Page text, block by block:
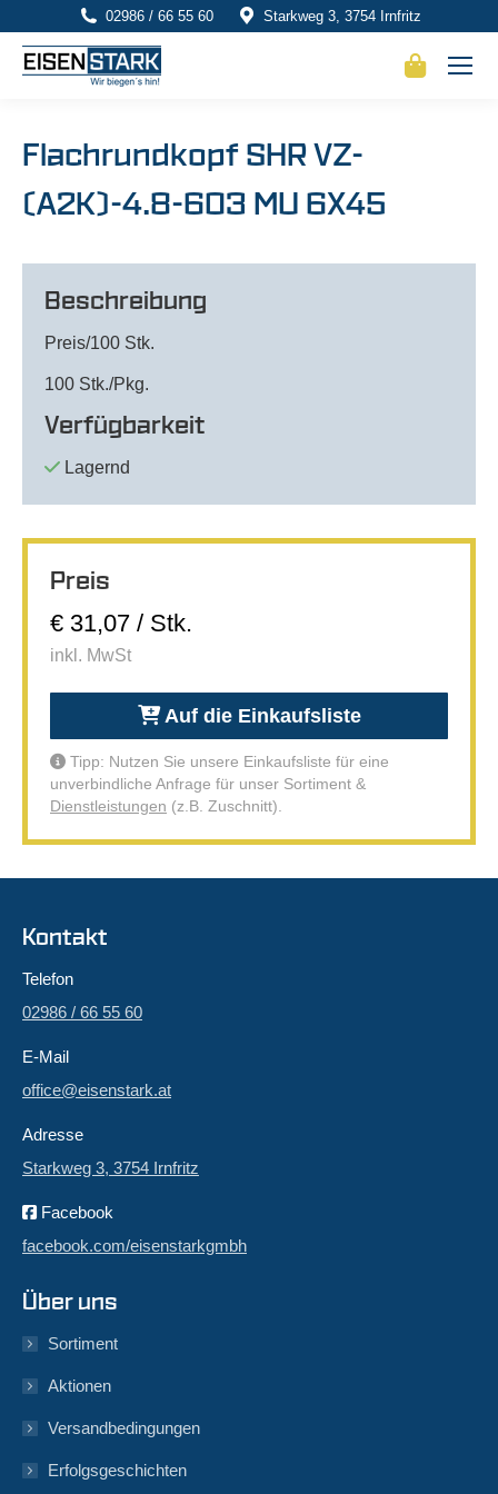
02986 / 66 55 60 Starkweg 3, 3754 Irnfritz
Flachrundkopf SHR VZ-
(A2K)-4.8-603 MU 6X45
Beschreibung
Preis/100 Stk.
100 Stk./Pkg.
Verfügbarkeit
Lagernd
Preis
€ 31,07 / Stk.
inkl. MwSt
Auf die Einkaufsliste
Tipp: Nutzen Sie unsere Einkaufsliste für eine
unverbindliche Anfrage für unser Sortiment &
Dienstleistungen (z.B. Zuschnitt).
Kontakt
Telefon
02986 / 66 55 60
E-Mail
office@eisenstark.at
Adresse
Starkweg 3, 3754 Irnfritz
Facebook
facebook.com/eisenstarkgmbh
Über uns
Sortiment
Aktionen
Versandbedingungen
Erfolgsgeschichten